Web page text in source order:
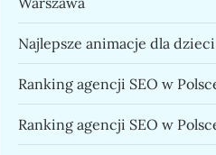
Najlepsze animacje dla dzieci
Ranking agencji SEO w
Ranking agencji SEO w